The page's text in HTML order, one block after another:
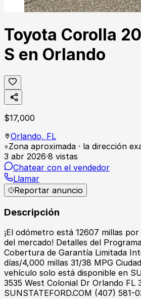
Toyota Corolla
S en Orlando
$17,000
Orlando, FL
Zona aproximada · la dirección
3 abr 2026·8 vistas
Chatear con el vendedor
Llamar
Reportar anuncio
Descripción
¡El odómetro está 12607 millas
del mercado! Detalles del
Cobertura de Garantía Limitada
días/4,000 millas 31/38 MPG
vehículo solo está disponible en
3535 West Colonial Dr Orlando FL
SUNSTATEFORD.COM (407) 581-